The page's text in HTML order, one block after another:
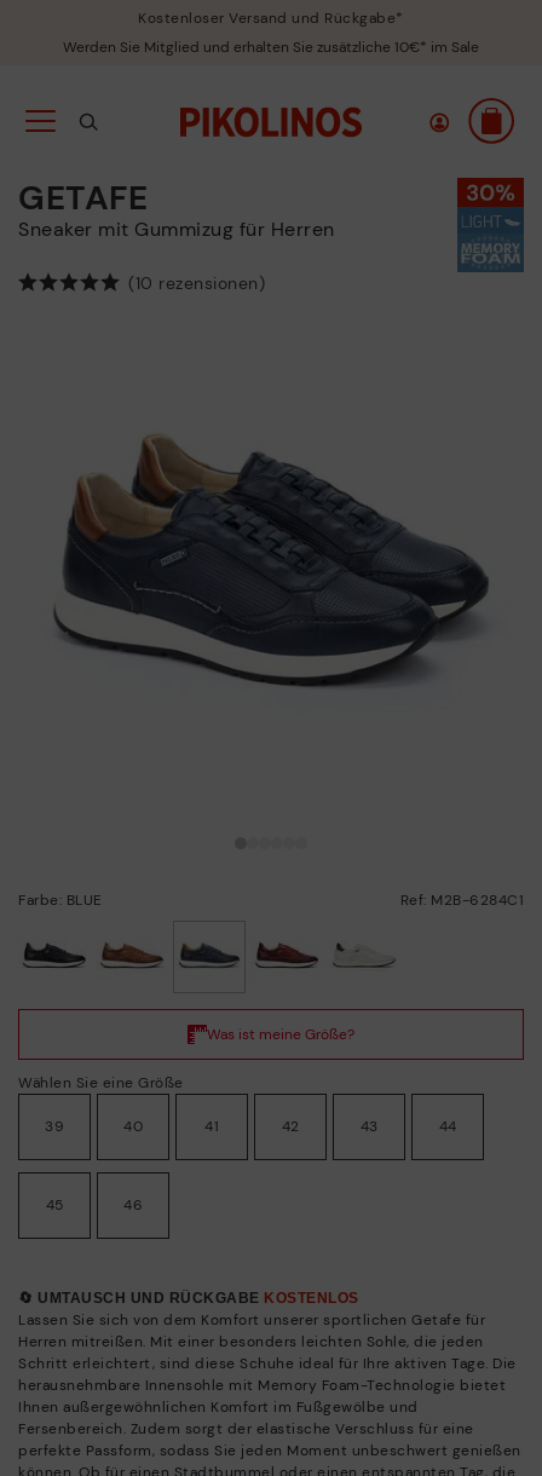
Kostenloser Versand und Rückgabe*
Werden Sie Mitglied und erhalten Sie zusätzliche 10€* im Sale
GETAFE
Sneaker mit Gummizug für Herren
(10 rezensionen)
Farbe: BLUE Ref: M2B-6284C1
Wählen Sie eine Größe
39 40 41 42 43 44
45 46
🔄 UMTAUSCH UND RÜCKGABE KOSTENLOS
Lassen Sie sich von dem Komfort unserer sportlichen Getafe für
Herren mitreißen. Mit einer besonders leichten Sohle, die jeden
Schritt erleichtert, sind diese Schuhe ideal für Ihre aktiven Tage. Die
herausnehmbare Innensohle mit Memory Foam-Technologie bietet
Ihnen außergewöhnlichen Komfort im Fußgewölbe und
Fersenbereich. Zudem sorgt der elastische Verschluss für eine
perfekte Passform, sodass Sie jeden Moment unbeschwert genießen